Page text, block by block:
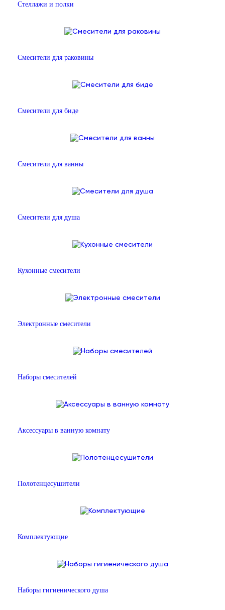
Стеллажи и полки
Смесители для раковины
Смесители для биде
Смесители для ванны
Смесители для душа
Кухонные смесители
Электронные смесители
Наборы смесителей
Аксессуары в ванную комнату
Полотенцесушители
Комплектующие
Наборы гигиенического душа